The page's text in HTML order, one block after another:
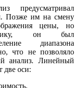
предусматривал
Позже им на смену
цены, но
он был
диапазона
что не позволяло
анализ. Линейный
две оси: